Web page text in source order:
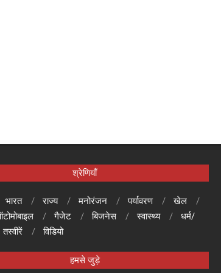
श्रेणियाँ
भारत राज्य मनोरंजन पर्यावरण
खेल
गैजेट बिजनेस स्वास्थ्य
धर्म/
तस्वीरें विडियो
हमसे जुड़े